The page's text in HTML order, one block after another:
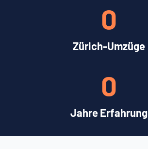
Zürich-Umzüge
0
Jahre Erfahrung
0